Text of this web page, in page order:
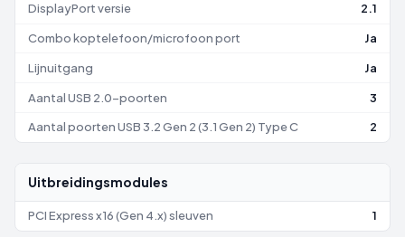
DisplayPort versie 2.1
Combo koptelefoon/microfoon port Ja
Lijnuitgang Ja
Aantal USB 2.0-poorten 3
Aantal poorten USB 3.2 Gen 2 (3.1 Gen 2) Type C 2
Uitbreidingsmodules
PCI Express x16 (Gen 4.x) sleuven 1